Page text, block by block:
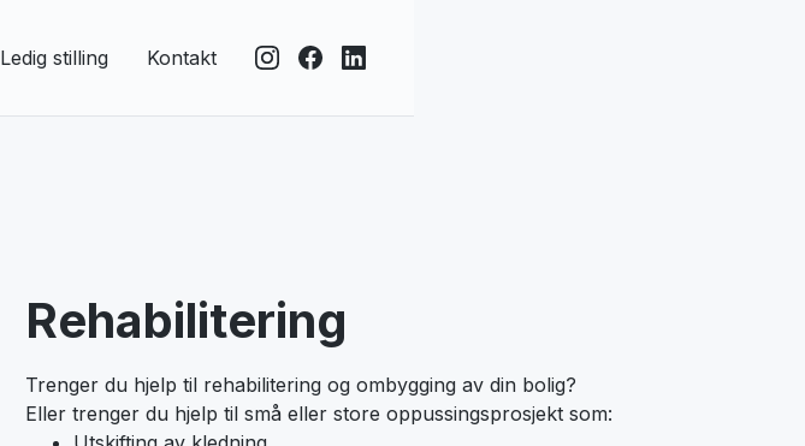
Ledig stilling Kontakt
Rehabilitering
Trenger du hjelp til rehabilitering og ombygging av din bolig?
Eller trenger du hjelp til små eller store oppussingsprosjekt som: